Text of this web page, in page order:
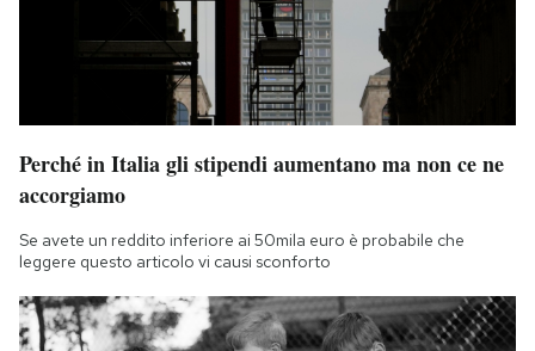
Perché in Italia gli stipendi aumentano ma non ce ne
accorgiamo
Se avete un reddito inferiore ai 50mila euro è probabile che
leggere questo articolo vi causi sconforto